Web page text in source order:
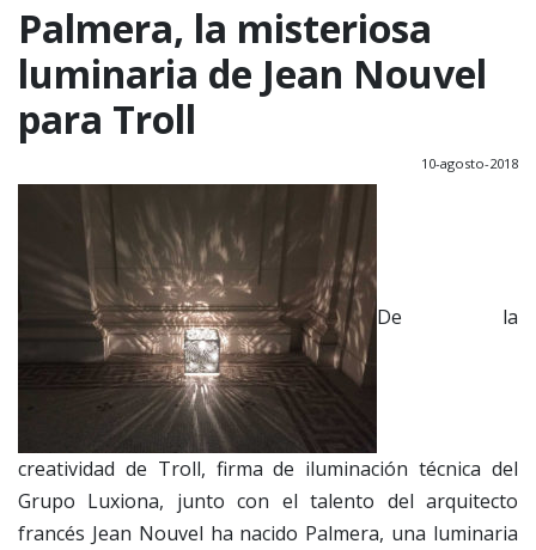
Palmera, la misteriosa
luminaria de Jean Nouvel
para Troll
10-agosto-2018
De la
creatividad de Troll, firma de iluminación técnica del
Grupo Luxiona, junto con el talento del arquitecto
francés Jean Nouvel ha nacido Palmera, una luminaria